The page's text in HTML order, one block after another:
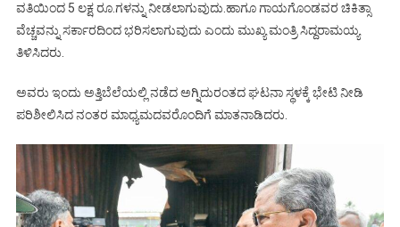
ವತಿಯಿಂದ 5 ಲಕ್ಷ ರೂ.ಗಳನ್ನು ನೀಡಲಾಗುವುದು.ಹಾಗೂ ಗಾಯಗೊಂಡವರ ಚಿಕಿತ್ಸಾ
ವೆಚ್ಚವನ್ನು ಸರ್ಕಾರದಿಂದ ಭರಿಸಲಾಗುವುದು ಎಂದು ಮುಖ್ಯ ಮಂತ್ರಿ ಸಿದ್ದರಾಮಯ್ಯ
ತಿಳಿಸಿದರು.
ಅವರು ಇಂದು ಅತ್ತಿಬೆಲೆಯಲ್ಲಿ ನಡೆದ ಅಗ್ನಿದುರಂತದ ಘಟನಾ ಸ್ಥಳಕ್ಕೆ ಭೇಟಿ ನೀಡಿ
ಪರಿಶೀಲಿಸಿದ ನಂತರ ಮಾಧ್ಯಮದವರೊಂದಿಗೆ ಮಾತನಾಡಿದರು.